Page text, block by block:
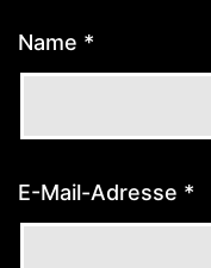
Name *
E-Mail-Adresse *